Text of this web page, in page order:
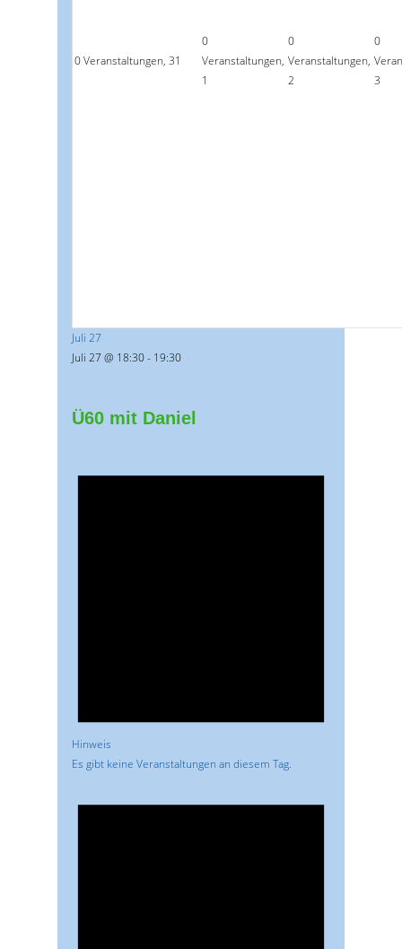
0 Veranstaltungen, 31
0
Veranstaltungen,
1
0
Veranstaltungen,
2
0
3
Juli 27
Juli 27 @ 18:30- 19:30
Ü60 mit Daniel
Hinweis
Es gibt keine Veranstaltungen an diesem Tag.